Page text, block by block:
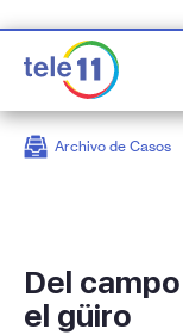
Archivo de Casos
Del
el güiro
post